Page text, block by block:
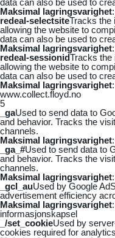
Maksimal lagringsvarighet
redeal-selectsiteTracks the
allowing the website to
data can also be used to
Maksimal lagringsvarighet
redeal-sessionidTracks the
allowing the website to
data can also be used to
Maksimal lagringsvarighet
www.collect.floyd.no
5
_gaUsed to send data to
and behavior. Tracks the
channels.
Maksimal lagringsvarighet
_ga_#Used to send data to
and behavior. Tracks the
channels.
Maksimal lagringsvarighet
_gcl_auUsed by Google
advertisement efficiency
Maksimal lagringsvarighet
informasjonskapsel
_/set_cookieUsed by
cookies required for